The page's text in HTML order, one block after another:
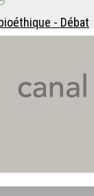
- Débat